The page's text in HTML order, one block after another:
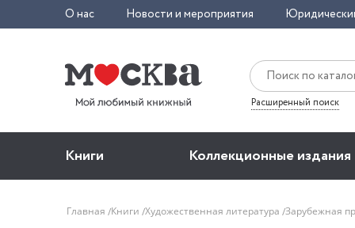
О нас Новости и мероприятия
Расширенный поиск
Книги Коллекционные издания
Главная Книги Художественная литература Зарубежная